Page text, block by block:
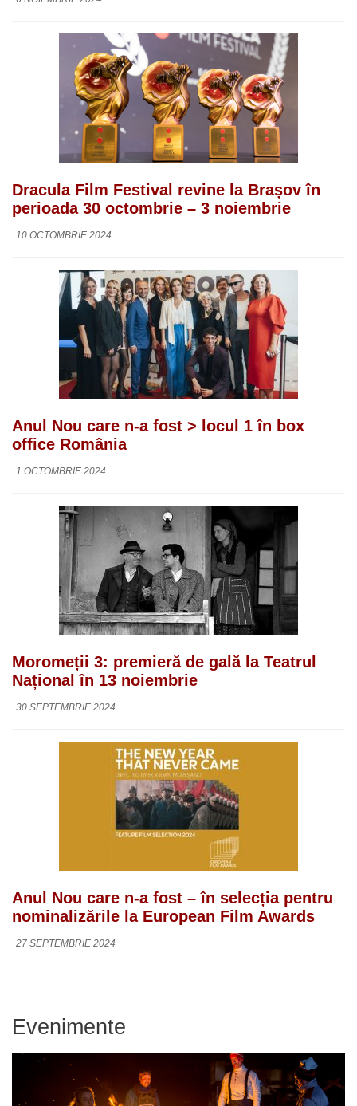
Dracula Film Festival revine la Brașov în
perioada 30 octombrie – 3 noiembrie
10 OCTOMBRIE 2024
Anul Nou care n-a fost > locul 1 în box
office România
1 OCTOMBRIE 2024
Moromeții 3: premieră de gală la Teatrul
Național în 13 noiembrie
30 SEPTEMBRIE 2024
Anul Nou care n-a fost – în selecția pentru
nominalizările la European Film Awards
27 SEPTEMBRIE 2024
Evenimente